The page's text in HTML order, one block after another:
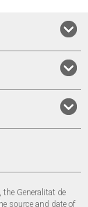
Generalitat de
source and date of